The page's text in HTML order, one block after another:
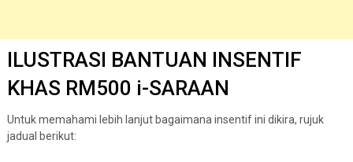
ILUSTRASI BANTUAN INSENTIF
KHAS RM500 i-SARAAN
Untuk memahami lebih lanjut bagaimana insentif ini dikira, rujuk
jadual berikut: